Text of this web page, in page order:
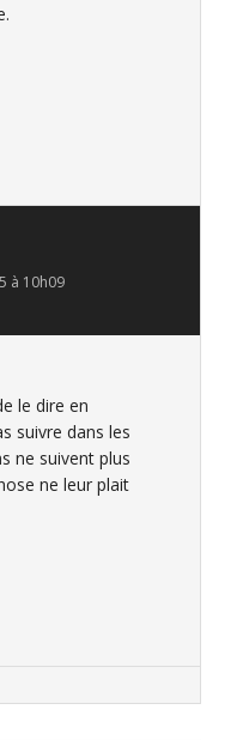
à 10h09
le dire en
suivre dans les
ne suivent plus
ne leur plait